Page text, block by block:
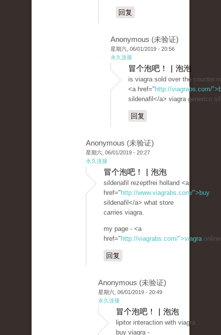
回复
Anonymous (未验证)
星期六, 06/01/2019 - 20:56
永久连接
冒个泡吧！ | 泡泡
is viagra sold over the counter
<a href=" http://viagrabs.com/
sildenafil</a> viagra generico
回复
Anonymous (未验证)
星期六, 06/01/2019 - 20:27
永久连接
冒个泡吧！ | 泡泡
sildenafil rezeptfrei holland <a
href=" http://www.viagrabs.com/">buy
sildenafil</a> what store
carries viagra.
my page - <a
href=" http://viagrabs.com/">viagra
回复
Anonymous (未验证)
星期六, 06/01/2019 - 20:49
永久连接
冒个泡吧！ | 泡泡
lipitor interaction with viagra
buy viagra -